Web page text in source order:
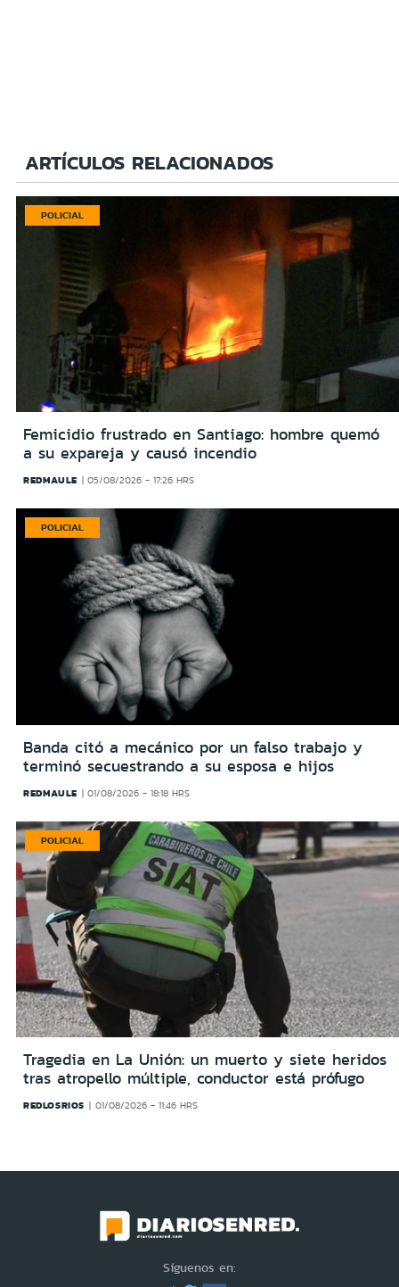
ARTÍCULOS RELACIONADOS
POLICIAL
Femicidio frustrado en Santiago: hombre quemó
a su expareja y causó incendio
REDMAULE 05/08/2026 - 17:26 HRS
POLICIAL
Banda citó a mecánico por un falso trabajo y
terminó secuestrando a su esposa e hijos
REDMAULE 01/08/2026 - 18:18 HRS
POLICIAL
Tragedia en La Unión: un muerto y siete heridos
tras atropello múltiple, conductor está prófugo
REDLOSRIOS 01/08/2026 - 11:46 HRS
Síguenos en: